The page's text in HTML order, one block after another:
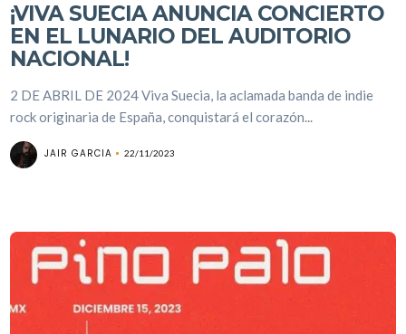
¡VIVA SUECIA ANUNCIA CONCIERTO
EN EL LUNARIO DEL AUDITORIO
NACIONAL!
2 DE ABRIL DE 2024 Viva Suecia, la aclamada banda de indie
rock originaria de España, conquistará el corazón...
JAIR GARCIA 22/11/2023